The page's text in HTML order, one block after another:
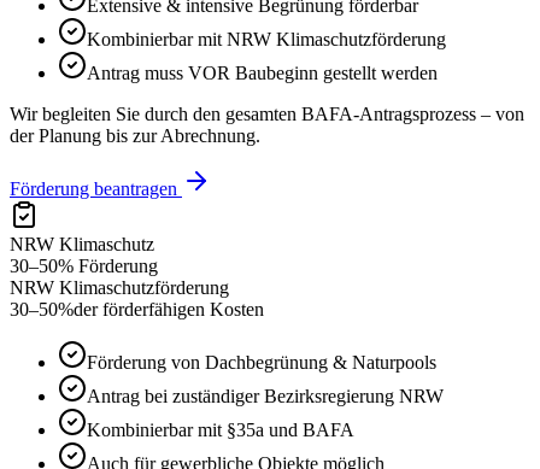
Extensive & intensive Begrünung förderbar
Kombinierbar mit NRW Klimaschutzförderung
Antrag muss VOR Baubeginn gestellt werden
Wir begleiten Sie durch den gesamten BAFA-Antragsprozess – von
der Planung bis zur Abrechnung.
Förderung beantragen
NRW Klimaschutz
30–50% Förderung
NRW Klimaschutzförderung
30–50%der förderfähigen Kosten
Förderung von Dachbegrünung & Naturpools
Antrag bei zuständiger Bezirksregierung NRW
Kombinierbar mit §35a und BAFA
Auch für gewerbliche Objekte möglich